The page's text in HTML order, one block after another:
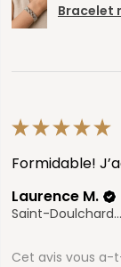
Bracelet
★★★★★
Formidable!
Laurence M.
Saint-Doulchard, Cher
Cet avis vous a-